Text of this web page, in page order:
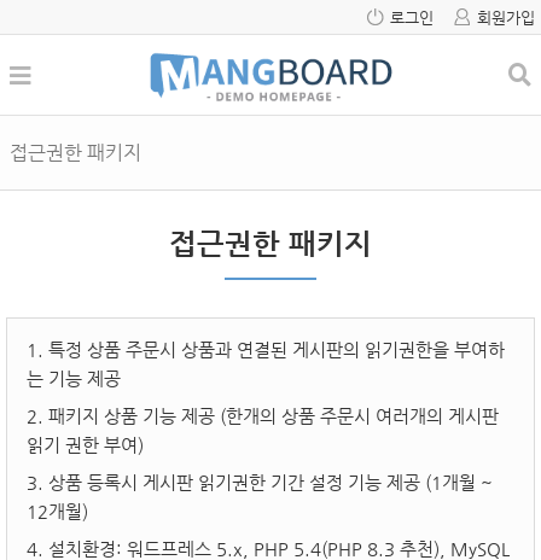
로그인 회원가입
접근권한 패키지
접근권한 패키지
1. 특정 상품 주문시 상품과 연결된 게시판의 읽기권한을 부여하
는 기능 제공
2. 패키지 상품 기능 제공 (한개의 상품 주문시 여러개의 게시판
읽기 권한 부여)
3. 상품 등록시 게시판 읽기권한 기간 설정 기능 제공 (1개월 ~
12개월)
4. 설치환경: 워드프레스 5.x, PHP 5.4(PHP 8.3 추천), MySQL